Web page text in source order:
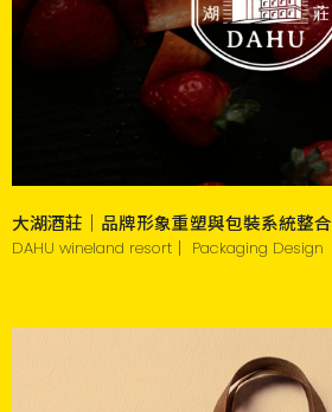
大湖酒莊｜品牌形象重塑與包裝系統整合
DAHU wineland resort｜ Packaging Design